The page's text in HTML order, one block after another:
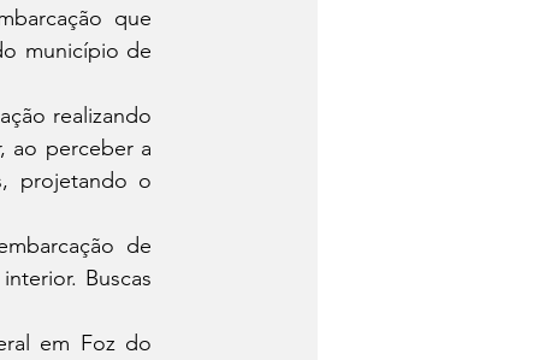
que
município de
realizando
ao perceber a
projetando o
de
Buscas
em Foz do